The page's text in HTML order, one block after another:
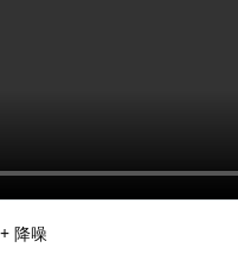
降噪